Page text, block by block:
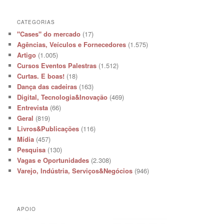
CATEGORIAS
"Cases" do mercado (17)
Agências, Veículos e Fornecedores (1.575)
Artigo (1.005)
Cursos Eventos Palestras (1.512)
Curtas. E boas! (18)
Dança das cadeiras (163)
Digital, Tecnologia&Inovação (469)
Entrevista (66)
Geral (819)
Livros&Publicações (116)
Mídia (457)
Pesquisa (130)
Vagas e Oportunidades (2.308)
Varejo, Indústria, Serviços&Negócios (946)
APOIO